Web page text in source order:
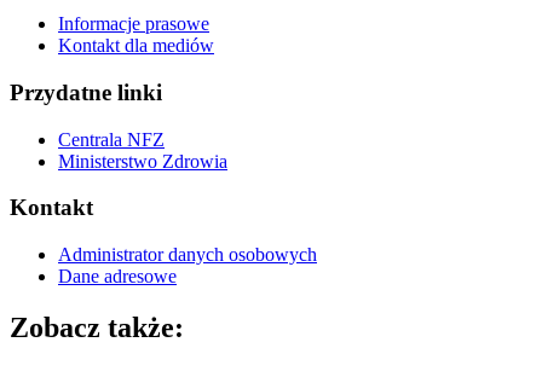
Informacje prasowe
Kontakt dla mediów
Przydatne linki
Centrala NFZ
Ministerstwo Zdrowia
Kontakt
Administrator danych osobowych
Dane adresowe
Zobacz także: